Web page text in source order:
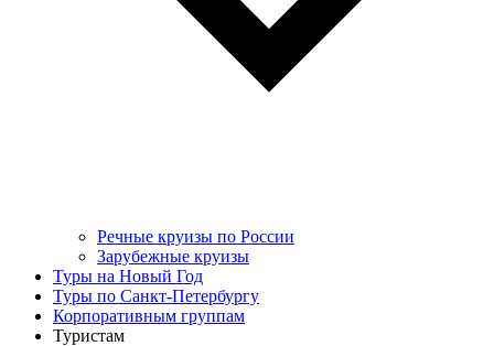
Речные круизы по России
Зарубежные круизы
Туры на Новый Год
Туры по Санкт-Петербургу
Корпоративным группам
Туристам